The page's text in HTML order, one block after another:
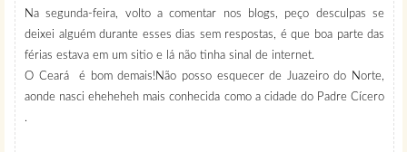
Na segunda-feira, volto a comentar nos blogs, peço desculpas se
deixei alguém durante esses dias sem respostas, é que boa parte das
férias estava em um sitio e lá não tinha sinal de internet.
O Ceará é bom demais!Não posso esquecer de Juazeiro do Norte,
aonde nasci eheheheh mais conhecida como a cidade do Padre Cícero
.